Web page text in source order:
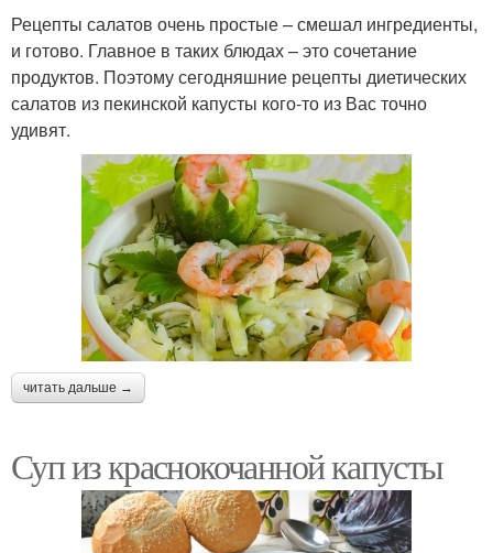
Рецепты салатов очень простые – смешал ингредиенты,
и готово. Главное в таких блюдах – это сочетание
продуктов. Поэтому сегодняшние рецепты диетических
салатов из пекинской капусты кого-то из Вас точно
удивят.
читать дальше →
Суп из краснокочанной капусты